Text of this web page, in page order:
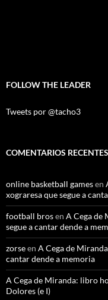
FOLLOW THE LEADER
Tweets por @tacho3
COMENTARIOS RECENTES
online basketball gamesen
xograresa que segue a
football brosen A Cega de
segue a cantar dende a
zorseen A Cega de
cantar dende a memoria
A Cega de Miranda: libro
Dolores (e I)